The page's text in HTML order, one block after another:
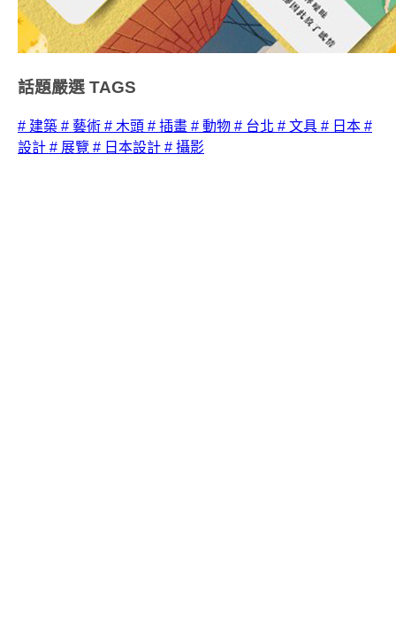
話題嚴選 TAGS
# 建築 # 藝術 # 木頭 # 插畫 # 動物 # 台北 # 文具 # 日本 #
設計 # 展覽 # 日本設計 # 攝影